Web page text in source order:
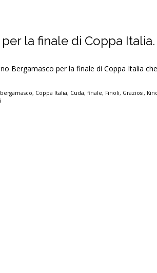
la finale di Coppa
Bergamasco per la finale di Coppa Italia
, Coppa Italia, Cuda,finale, Finoli, Graziosi,